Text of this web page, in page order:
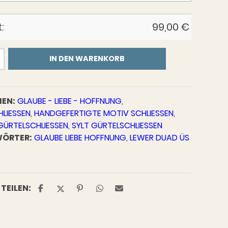
99,00 €
IN DEN WARENKORB
GLAUBE - LIEBE - HOFFNUNG,
, HANDGEFERTIGTE MOTIV SCHLIESSEN ,
, SYLT GÜRTELSCHLIESSEN
GLAUBE LIEBE HOFFNUNG, LEWER DUAD ÜS